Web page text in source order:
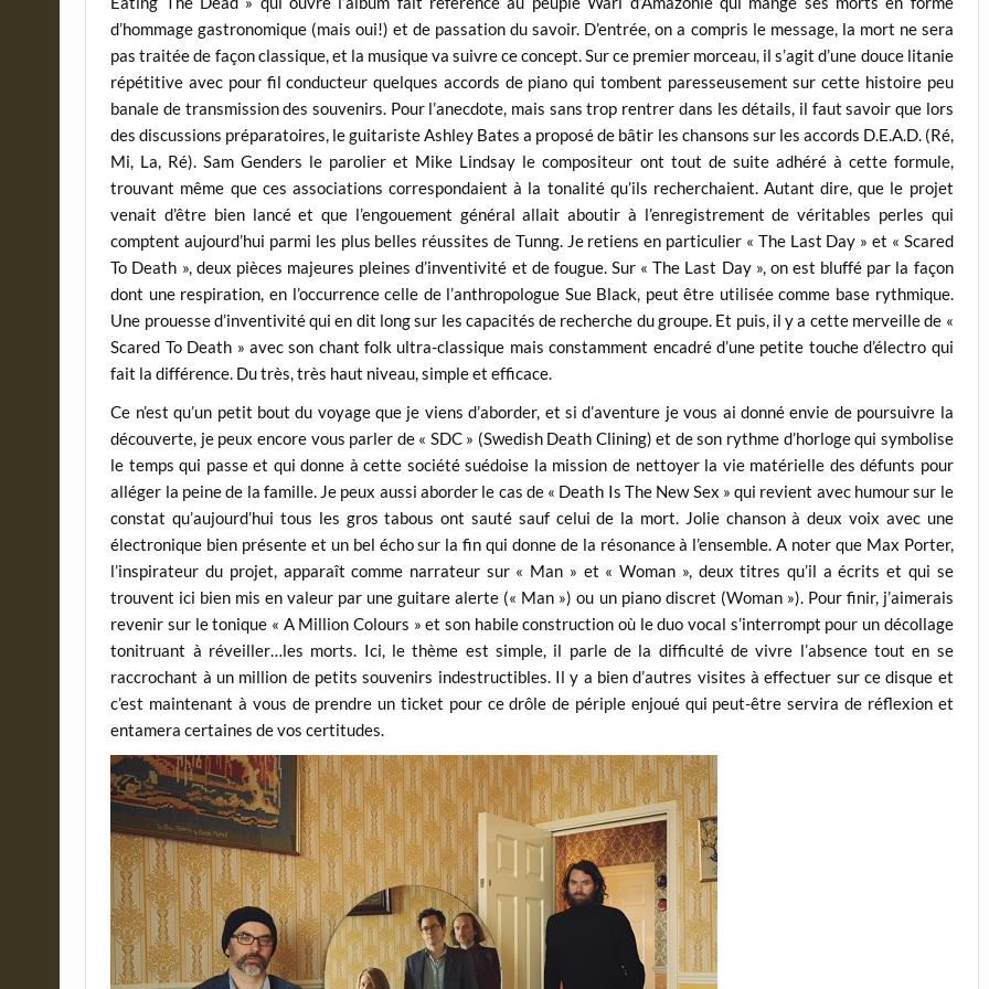
d’hommage gastronomique (mais oui!) et de passation du savoir. D’entrée, on a compris le message, la mort ne sera
pas traitée de façon classique, et la musique va suivre ce concept. Sur ce premier morceau, il s’agit d’une douce litanie
répétitive avec pour fil conducteur quelques accords de piano qui tombent paresseusement sur cette histoire peu
banale de transmission des souvenirs. Pour l’anecdote, mais sans trop rentrer dans les détails, il faut savoir que lors
des discussions préparatoires, le guitariste Ashley Bates a proposé de bâtir les chansons sur les accords D.E.A.D. (Ré,
Mi, La, Ré). Sam Genders le parolier et Mike Lindsay le compositeur ont tout de suite adhéré à cette formule,
trouvant même que ces associations correspondaient à la tonalité qu’ils recherchaient. Autant dire, que le projet
venait d’être bien lancé et que l’engouement général allait aboutir à l’enregistrement de véritables perles qui
comptent aujourd’hui parmi les plus belles réussites de Tunng. Je retiens en particulier « The Last Day » et « Scared
To Death », deux pièces majeures pleines d’inventivité et de fougue. Sur « The Last Day », on est bluffé par la façon
dont une respiration, en l’occurrence celle de l’anthropologue Sue Black, peut être utilisée comme base rythmique.
Une prouesse d’inventivité qui en dit long sur les capacités de recherche du groupe. Et puis, il y a cette merveille de «
Scared To Death » avec son chant folk ultra-classique mais constamment encadré d’une petite touche d’électro qui
fait la différence. Du très, très haut niveau, simple et efficace.
Ce n’est qu’un petit bout du voyage que je viens d’aborder, et si d’aventure je vous ai donné envie de poursuivre la
découverte, je peux encore vous parler de « SDC » (Swedish Death Clining) et de son rythme d’horloge qui symbolise
le temps qui passe et qui donne à cette société suédoise la mission de nettoyer la vie matérielle des défunts pour
alléger la peine de la famille. Je peux aussi aborder le cas de « Death Is The New Sex » qui revient avec humour sur le
constat qu’aujourd’hui tous les gros tabous ont sauté sauf celui de la mort. Jolie chanson à deux voix avec une
électronique bien présente et un bel écho sur la fin qui donne de la résonance à l’ensemble. A noter que Max Porter,
l’inspirateur du projet, apparaît comme narrateur sur « Man » et « Woman », deux titres qu’il a écrits et qui se
trouvent ici bien mis en valeur par une guitare alerte (« Man ») ou un piano discret (Woman »). Pour finir, j’aimerais
revenir sur le tonique « A Million Colours » et son habile construction où le duo vocal s’interrompt pour un décollage
tonitruant à réveiller…les morts. Ici, le thème est simple, il parle de la difficulté de vivre l’absence tout en se
raccrochant à un million de petits souvenirs indestructibles. Il y a bien d’autres visites à effectuer sur ce disque et
c’est maintenant à vous de prendre un ticket pour ce drôle de périple enjoué qui peut-être servira de réflexion et
entamera certaines de vos certitudes.